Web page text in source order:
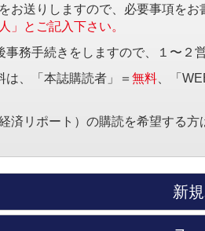
お送りしますので、必要事項をお
」とご記入下さい。
事務手続きをしますので、１〜２
は、「本誌購読者」＝ 無料 、「
済リポート）の購読を希望する方
新